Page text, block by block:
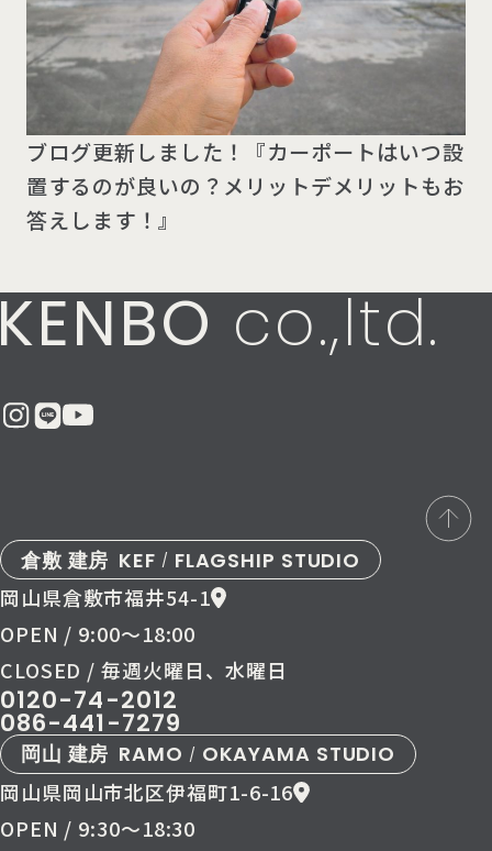
ブログ更新しました！『カーポートはいつ設
置するのが良いの？メリットデメリットもお
答えします！』
co.,ltd.
倉敷 建房 KEF / FLAGSHIP STUDIO
岡山県倉敷市福井54-1
OPEN / 9:00〜18:00
CLOSED / 毎週火曜日、水曜日
0120-74-2012
086-441-7279
岡山 建房 RAMO / OKAYAMA STUDIO
岡山県岡山市北区伊福町1-6-16
OPEN / 9:30〜18:30